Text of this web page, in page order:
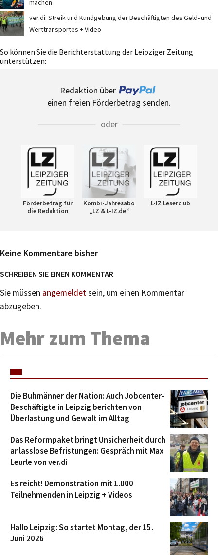
machen
ver.di: Streik und Kundgebung der Beschäftigten des Geld- und
Werttransportes + Video
So können Sie die Berichterstattung der Leipziger Zeitung
unterstützen:
Redaktion über
einen freien Förderbetrag senden.
oder
Förderbetrag für
die Redaktion
Kombi-Jahresabo
„LZ & L-IZ.de“
L-IZ Leserclub
Keine Kommentare bisher
SCHREIBEN SIE EINEN KOMMENTAR
Sie müssen angemeldetsein, um einen Kommentar
abzugeben.
Mehr zum Thema
Die Buhmänner der Nation: Auch Jobcenter-
Beschäftigte in Leipzig berichten von
Überlastung und Gewalt im Alltag
Das Reformpaket bringt Unsicherheit durch
anlasslose Befristungen: Gespräch mit Max
Leurle von ver.di
Es reicht! Demonstration mit 1.000
Teilnehmenden in Leipzig + Videos
Hallo Leipzig: So startet Montag, der 15.
Juni 2026